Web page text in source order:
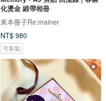
化燙金 緞帶相冊
來本冊子Re:mainer
NT$ 980
可客製